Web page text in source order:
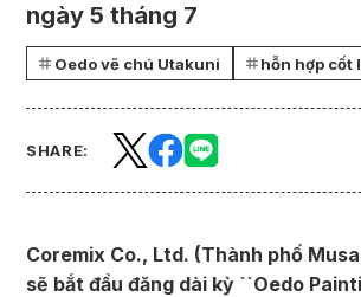
ngày 5 tháng 7
Oedo vẽ chú Utakuni hỗn hợp cốt
SHARE:
Coremix Co., Ltd. (Thành phố
sẽ bắt đầu đăng dài kỳ ``Oedo